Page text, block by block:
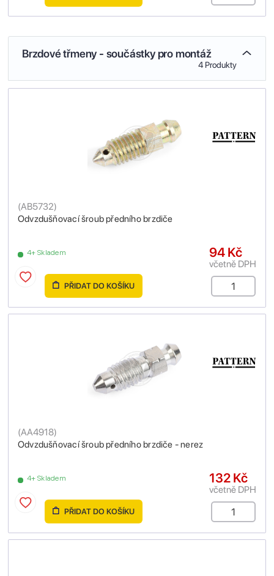
Brzdové třmeny - součástky pro montáž
4 Produkty
Odvzdušňovací šroub předního brzdiče
(AB5732)
4+ Skladem 94 Kč
včetně DPH
PŘIDAT DO KOŠÍKU
Odvzdušňovací šroub předního brzdiče - nerez
(AA4918)
4+ Skladem 132 Kč
včetně DPH
PŘIDAT DO KOŠÍKU